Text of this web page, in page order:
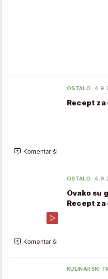
OSTALO
Recept za
Komentariši
OSTALO
Ovako su
Recept za
Komentariši
KULINARSKI